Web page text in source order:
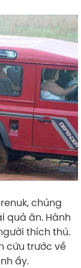
chúng
quả ăn. Hành
thích thú.
cứu trước về
ấy.